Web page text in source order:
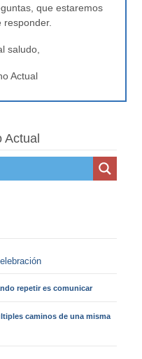
que estaremos
responder.
saludo,
Actual
Actual
repetir es comunicar
caminos de una misma